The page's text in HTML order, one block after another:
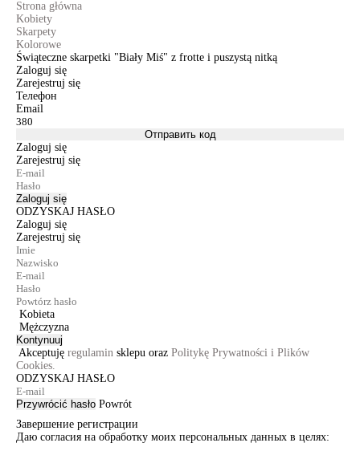
Strona główna
Kobiety
Skarpety
Kolorowe
Świąteczne skarpetki "Biały Miś" z frotte i puszystą nitką
Zaloguj się
Zarejestruj się
Телефон
Email
Отправить код
Zaloguj się
Zarejestruj się
Zaloguj się
ODZYSKAJ HASŁO
Zaloguj się
Zarejestruj się
Kobieta
Mężczyzna
Kontynuuj
Akceptuję regulamin sklepu oraz Politykę Prywatności i Plików
Cookies.
ODZYSKAJ HASŁO
Przywrócić hasło Powrót
Завершение регистрации
Даю согласия на обработку моих персональных данных в целях: